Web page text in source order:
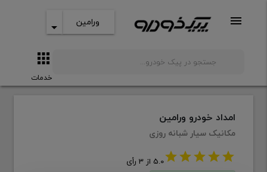
menu ورامین arrow_drop_down
apps
خدمات
امداد خودرو ورامین
مکانیک سیار شبانه روزی
star
star
star
star
star5.0 از 3 رأی